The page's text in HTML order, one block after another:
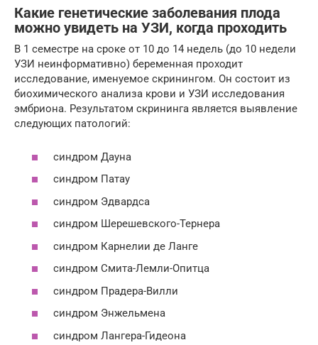
Какие генетические заболевания плода
можно увидеть на УЗИ, когда проходить
В 1 семестре на сроке от 10 до 14 недель (до 10 недели
УЗИ неинформативно) беременная проходит
исследование, именуемое скринингом. Он состоит из
биохимического анализа крови и УЗИ исследования
эмбриона. Результатом скрининга является выявление
следующих патологий:
синдром Дауна
синдром Патау
синдром Эдвардса
синдром Шерешевского-Тернера
синдром Карнелии де Ланге
синдром Смита-Лемли-Опитца
синдром Прадера-Вилли
синдром Энжельмена
синдром Лангера-Гидеона